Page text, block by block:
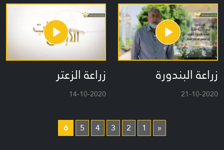
زراعة البندورة
21-10-2020
زراعة الزعتر
14-10-2020
«
1
2
3
4
5
6